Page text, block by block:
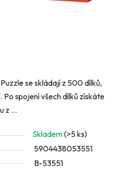
se skládají z 500 dílků,
spojení všech dílků získáte
z ...
Skladem(>5 ks)
5904438053551
B-53551